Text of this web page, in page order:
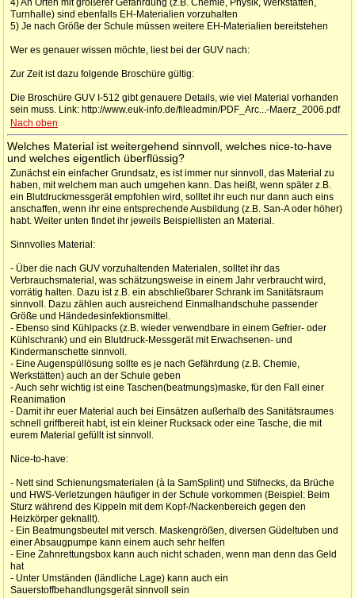
4) An Orten mit größerer Gefährdung (z.B. Chemie, Physik, Werkstätten,
Turnhalle) sind ebenfalls EH-Materialien vorzuhalten
5) Je nach Größe der Schule müssen weitere EH-Materialien bereitstehen
Wer es genauer wissen möchte, liest bei der GUV nach:
Zur Zeit ist dazu folgende Broschüre gültig:
Die Broschüre GUV I-512 gibt genauere Details, wie viel Material vorhanden
sein muss. Link: http://www.euk-info.de/fileadmin/PDF_Arc...-Maerz_2006.pdf
Nach oben
Welches Material ist weitergehend sinnvoll, welches nice-to-have
und welches eigentlich überflüssig?
Zunächst ein einfacher Grundsatz, es ist immer nur sinnvoll, das Material zu
haben, mit welchem man auch umgehen kann. Das heißt, wenn später z.B.
ein Blutdruckmessgerät empfohlen wird, solltet ihr euch nur dann auch eins
anschaffen, wenn ihr eine entsprechende Ausbildung (z.B. San-A oder höher)
habt. Weiter unten findet ihr jeweils Beispiellisten an Material.
Sinnvolles Material:
- Über die nach GUV vorzuhaltenden Materialen, solltet ihr das
Verbrauchsmaterial, was schätzungsweise in einem Jahr verbraucht wird,
vorrätig halten. Dazu ist z.B. ein abschließbarer Schrank im Sanitätsraum
sinnvoll. Dazu zählen auch ausreichend Einmalhandschuhe passender
Größe und Händedesinfektionsmittel.
- Ebenso sind Kühlpacks (z.B. wieder verwendbare in einem Gefrier- oder
Kühlschrank) und ein Blutdruck-Messgerät mit Erwachsenen- und
Kindermanschette sinnvoll.
- Eine Augenspüllösung sollte es je nach Gefährdung (z.B. Chemie,
Werkstätten) auch an der Schule geben
- Auch sehr wichtig ist eine Taschen(beatmungs)maske, für den Fall einer
Reanimation
- Damit ihr euer Material auch bei Einsätzen außerhalb des Sanitätsraumes
schnell griffbereit habt, ist ein kleiner Rucksack oder eine Tasche, die mit
eurem Material gefüllt ist sinnvoll.
Nice-to-have:
- Nett sind Schienungsmaterialen (à la SamSplint) und Stifnecks, da Brüche
und HWS-Verletzungen häufiger in der Schule vorkommen (Beispiel: Beim
Sturz während des Kippeln mit dem Kopf-/Nackenbereich gegen den
Heizkörper geknallt).
- Ein Beatmungsbeutel mit versch. Maskengrößen, diversen Güdeltuben und
einer Absaugpumpe kann einem auch sehr helfen
- Eine Zahnrettungsbox kann auch nicht schaden, wenn man denn das Geld
hat
- Unter Umständen (ländliche Lage) kann auch ein
Sauerstoffbehandlungsgerät sinnvoll sein